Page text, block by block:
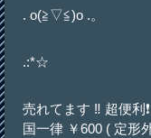
. o(≧▽≦)o .。
.:*☆
売れてます ‼️ 超便利
国一律 ￥600 ( 定形